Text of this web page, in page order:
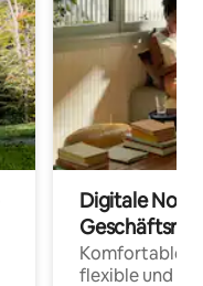
Digitale
Komfortable
flexible und